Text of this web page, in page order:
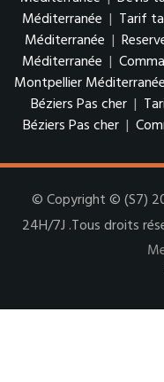
Méditerranée | Tarif
Méditerranée |
Méditerranée |
Montpellier Méditerranée
Béziers Pas cher |
Béziers Pas cher |
© Copyright © (S7)
24H/7J .Tous droits